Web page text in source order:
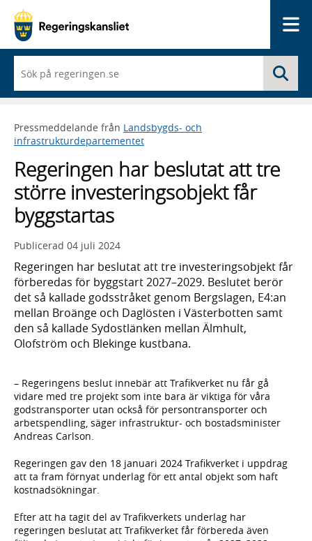
du
börjar
skriva
framträder
en
med
sökförslag
Pressmeddelande från Landsbygds- och
infrastrukturdepartementet
Regeringen har beslutat att tre
större investeringsobjekt får
byggstartas
Publicerad 04 juli 2024
Regeringen har beslutat att tre investeringsobjekt får
förberedas för byggstart 2027–2029. Beslutet berör
det så kallade godsstråket genom Bergslagen, E4:an
mellan Broänge och Daglösten i Västerbotten samt
den så kallade Sydostlänken mellan Älmhult,
Olofström och Blekinge kustbana.
– Regeringens beslut innebär att Trafikverket nu får gå
vidare med tre projekt som inte bara är viktiga för våra
godstransporter utan också för persontransporter och
arbetspendling, säger infrastruktur- och bostadsminister
Andreas Carlson.
Regeringen gav den 18 januari 2024 Trafikverket i uppdrag
att ta fram förnyat underlag för ett antal objekt som haft
kostnadsökningar.
Efter att ha tagit del av Trafikverkets underlag har
regeringen beslutat att Trafikverket får förbereda även